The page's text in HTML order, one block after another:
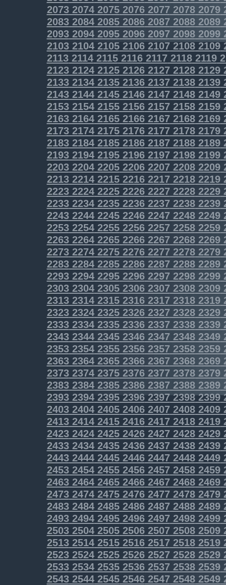
20732074207520762077 20782079
20832084208520862087 20882089
20932094209520962097 20982099
2103210421052106210721082109
2113211421152116211721182119
2123212421252126212721282129
2133213421352136213721382139
2143214421452146214721482149
2153215421552156215721582159
2163216421652166216721682169
2173217421752176217721782179
2183218421852186218721882189
2193219421952196219721982199
2203220422052206220722082209
2213221422152216221722182219
2223222422252226222722282229
2233223422352236223722382239
2243224422452246224722482249
2253225422552256225722582259
22632264226522662267 22682269
2273227422752276227722782279
22832284228522862287 22882289
22932294229522962297 22982299
23032304230523062307 23082309
2313231423152316231723182319
23232324232523262327 23282329
23332334233523362337 23382339
23432344234523462347 23482349
23532354235523562357 23582359
23632364236523662367 23682369
23732374237523762377 23782379
23832384238523862387 23882389
2393239423952396239723982399
2403240424052406240724082409
2413241424152416241724182419
2423242424252426242724282429
2433243424352436243724382439
2443244424452446244724482449
2453245424552456245724582459
2463246424652466246724682469
2473247424752476247724782479
2483248424852486248724882489
2493249424952496249724982499
2503250425052506250725082509
2513251425152516251725182519
2523252425252526252725282529
2533253425352536253725382539
2543254425452546254725482549